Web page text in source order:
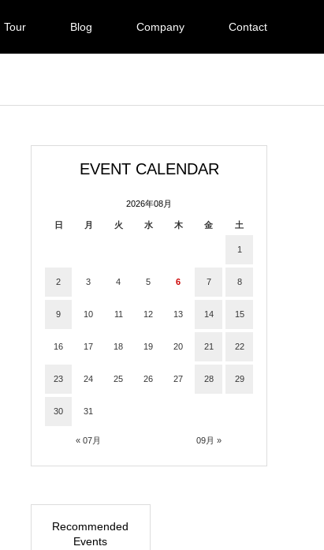
Tour Blog Company Contact
EVENT CALENDAR
2026年08月
日 月 火 水 木 金 土
« 07月 09月 »
1
2 3 4 5 6 7 8
9 10 11 12 13 14 15
16 17 18 19 20 21 22
23 24 25 26 27 28 29
30 31
Recommended
Events